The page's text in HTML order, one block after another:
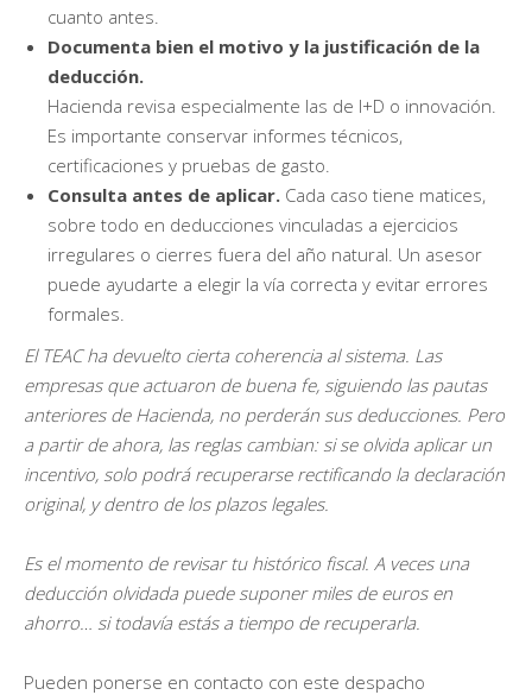
cuanto antes.
Documenta bien el motivo y la justificación de la
deducción.
Hacienda revisa especialmente las de I+D o innovación.
Es importante conservar informes técnicos,
certificaciones y pruebas de gasto.
Consulta antes de aplicar. Cada caso tiene matices,
sobre todo en deducciones vinculadas a ejercicios
irregulares o cierres fuera del año natural. Un asesor
puede ayudarte a elegir la vía correcta y evitar errores
formales.
El TEAC ha devuelto cierta coherencia al sistema. Las
empresas que actuaron de buena fe, siguiendo las pautas
anteriores de Hacienda, no perderán sus deducciones. Pero
a partir de ahora, las reglas cambian: si se olvida aplicar un
incentivo, solo podrá recuperarse rectificando la declaración
original, y dentro de los plazos legales.
Es el momento de revisar tu histórico fiscal. A veces una
deducción olvidada puede suponer miles de euros en
ahorro… si todavía estás a tiempo de recuperarla.
Pueden ponerse en contacto con este despacho